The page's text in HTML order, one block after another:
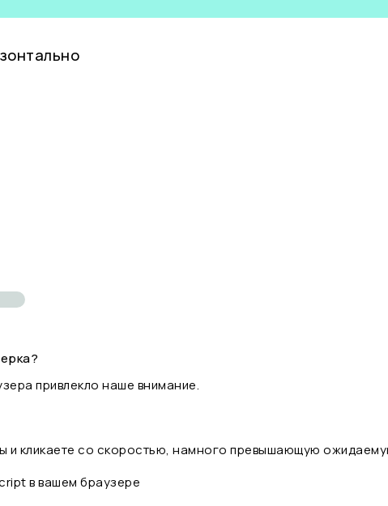
привлекло наше внимание.
и кликаете со скоростью, намного превышающую
в вашем браузере